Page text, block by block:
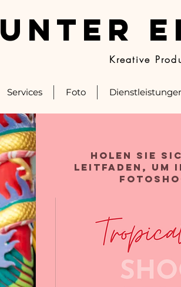
UNTER
Kreative
Services Foto
Holen Sie
Leitfaden, um